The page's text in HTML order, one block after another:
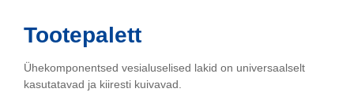
Tootepalett
Ühekomponentsed vesialuselised lakid on universaalselt
kasutatavad ja kiiresti kuivavad.